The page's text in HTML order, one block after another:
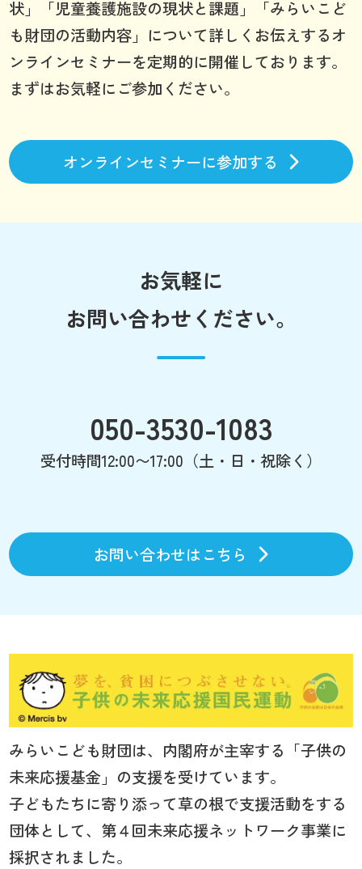
状」「児童養護施設の現状と課題」「みらいこど
も財団の活動内容」について詳しくお伝えするオ
ンラインセミナーを定期的に開催しております。
まずはお気軽にご参加ください。
オンラインセミナーに参加する
お気軽に
お問い合わせください。
050-3530-1083
受付時間12:00〜17:00（土・日・祝除く）
お問い合わせはこちら
みらいこども財団は、内閣府が主宰する「子供の
未来応援基金」の支援を受けています。
子どもたちに寄り添って草の根で支援活動をする
団体として、第４回未来応援ネットワーク事業に
採択されました。